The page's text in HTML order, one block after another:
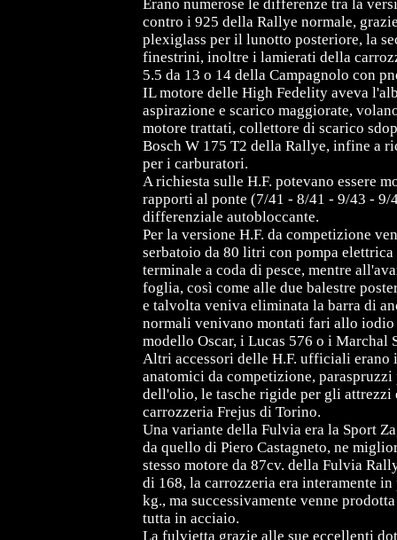
Erano numerose le differenze tra la
contro i 925 della Rallye normale,
plexiglass per il lunotto posteriore, la
finestrini, inoltre i lamierati della
5.5 da 13 o 14 della Campagnolo con
IL motore delle High Fedelity aveva
aspirazione e scarico maggiorate,
motore trattati, collettore di scarico
Bosch W 175 T2 della Rallye, infine a
per i carburatori.
A richiesta sulle H.F. potevano essere
rapporti al ponte (7/41 - 8/41 - 9/43 -
differenziale autobloccante.
Per la versione H.F. da competizione
serbatoio da 80 litri con pompa
terminale a coda di pesce, mentre
foglia, così come alle due balestre
e talvolta veniva eliminata la barra di
normali venivano montati fari allo iodio
modello Oscar, i Lucas 576 o i Marchal
Altri accessori delle H.F. ufficiali erano
anatomici da competizione,
dell'olio, le tasche rigide per gli
carrozzeria Frejus di Torino.
Una variante della Fulvia era la Sport
da quello di Piero Castagneto, ne
stesso motore da 87cv. della Fulvia
di 168, la carrozzeria era interamente
kg., ma successivamente venne
tutta in acciaio.
La fulvietta grazie alle sue eccellenti